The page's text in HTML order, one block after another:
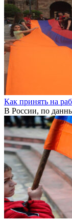
Как принять на
В России, по